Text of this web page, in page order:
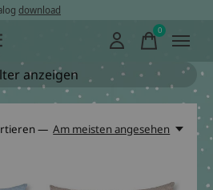
download
0items
anzeigen
— Am meisten angesehen